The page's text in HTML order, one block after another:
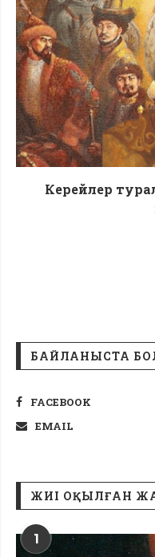
Керейлер
БАЙЛАНЫСТА
FACEBOOK
EMAIL
ЖИІ ОҚЫЛҒАН
1